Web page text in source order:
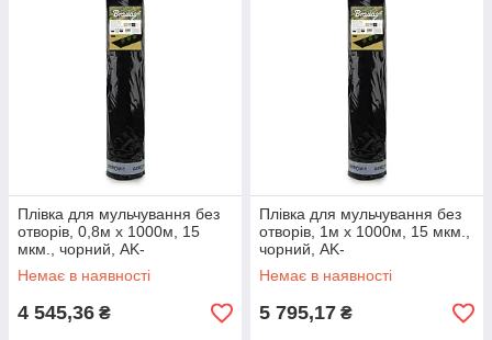
Плівка для мульчування без
отворів, 0,8м х 1000м, 15
мкм., чорний, AK-
MFG1150801000BB
Немає в наявності
4 545,36 ₴
Плівка для мульчування без
отворів, 1м х 1000м, 15 мкм.,
чорний, AK-
MFG1151001000BB
Немає в наявності
5 795,17 ₴